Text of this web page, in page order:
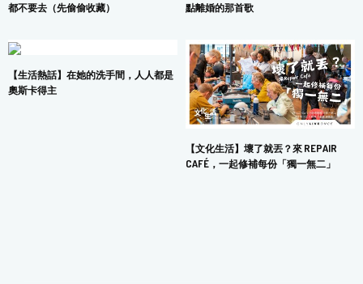
都不要去（先偷偷收藏）
點離婚的那首歌
【生活熱話】在她的洗手間，人人都是
奧斯卡得主
【文化生活】壞了就丟？來 REPAIR
CAFÉ，一起修補每份「獨一無二」